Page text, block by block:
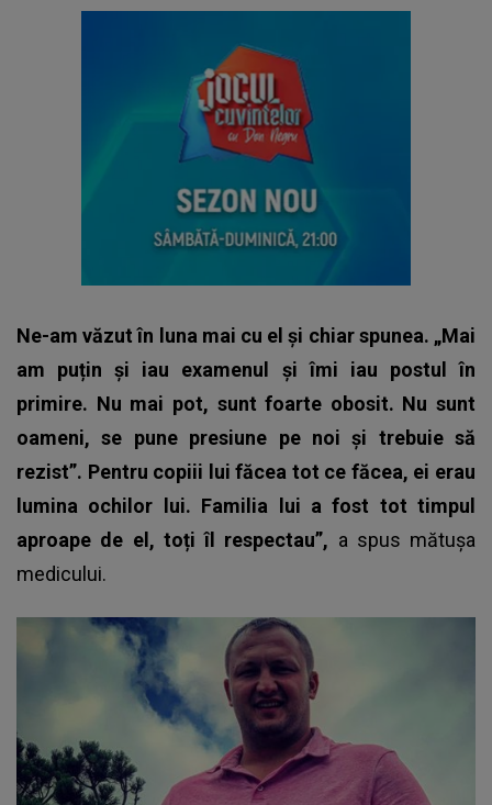
Ne-am văzut în luna mai cu el și chiar spunea. „Mai
am puțin și iau examenul și îmi iau postul în
primire. Nu mai pot, sunt foarte obosit. Nu sunt
oameni, se pune presiune pe noi și trebuie să
rezist”. Pentru copiii lui făcea tot ce făcea, ei erau
lumina ochilor lui. Familia lui a fost tot timpul
aproape de el, toți îl respectau”, a spus mătușa
medicului.